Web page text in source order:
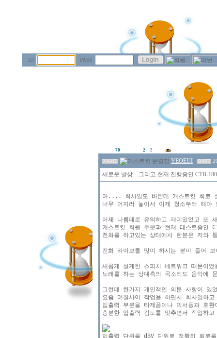
ID PASS
70 2 3
NAME YEOEUI DATE
새로운 발상... 그리고 현재 진행중인 CTB-
아.... 회사일도 바쁜데 캐스트킷 회로
너무 어지러 놓아서 이제 청소부터 해야
어제 나름데로 유익하고 재미있었고 또
캐스트킷 회원 두분과 현재 테스트중인
전화를 하고있는 상태에서 한분은 저와
전화 라이브를 많이 하시는 분이 들어
새롭게 설계한 스피치 네트워크 때문이
노래를 하는 상대측의 목소리도 음악에
그런데 한가지 개인적인 의문 사항이 있
요즘 며칠사이 작업을 하면서 회사일하
입출력 부분을 타제품이나 믹서등과 호
충분한 입출력 감도를 맞추면서 작업하